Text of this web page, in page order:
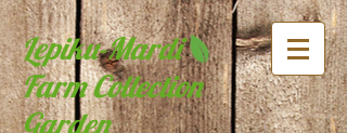
Lepiku-Mardi
Farm Collection
Garden